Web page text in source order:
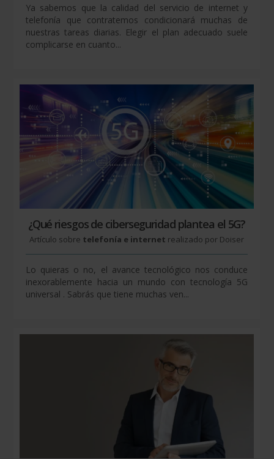
Ya sabemos que la calidad del servicio de internet y
telefonía que contratemos condicionará muchas de
nuestras tareas diarias. Elegir el plan adecuado suele
complicarse en cuanto...
¿Qué riesgos de ciberseguridad plantea el 5G?
Artículo sobre telefonía e internet realizado por Doiser
Lo quieras o no, el avance tecnológico nos conduce
inexorablemente hacia un mundo con tecnología 5G
universal . Sabrás que tiene muchas ven...